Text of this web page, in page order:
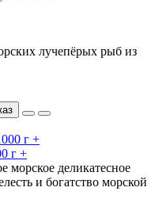
лучепёрых рыб из
г +
морское деликатесное
и богатство морской